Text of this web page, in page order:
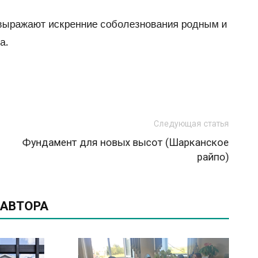
искренние соболезнования родным и
Следующая статья
Фундамент для новых высот (Шарканское
райпо)